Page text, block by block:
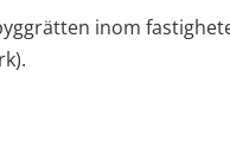
inom